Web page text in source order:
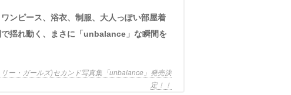
揺れ動く、まさに「unbalance」な瞬間を
ー・ガールズ)セカンド写真集「unbalance」発売決
定！！